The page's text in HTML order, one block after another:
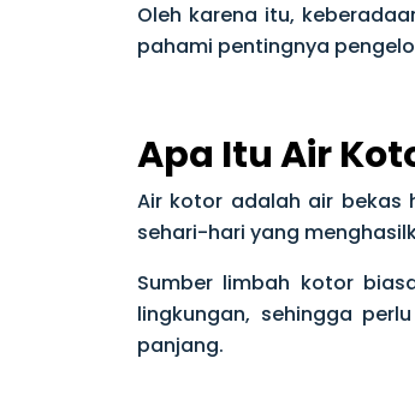
Oleh karena itu,
pahami pentingnya
Apa Itu Air
Air kotor adalah air bekas
sehari-hari yang
Sumber limbah kotor
lingkungan, sehingga
panjang.